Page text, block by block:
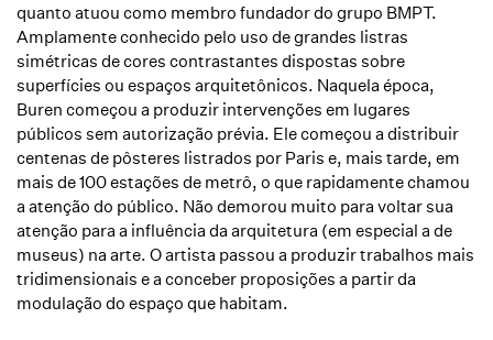
quanto atuou como membro fundador do grupo BMPT.
Amplamente conhecido pelo uso de grandes listras
simétricas de cores contrastantes dispostas sobre
superfícies ou espaços arquitetônicos. Naquela época,
Buren começou a produzir intervenções em lugares
públicos sem autorização prévia. Ele começou a distribuir
centenas de pôsteres listrados por Paris e, mais tarde, em
mais de 100 estações de metrô, o que rapidamente chamou
a atenção do público. Não demorou muito para voltar sua
atenção para a influência da arquitetura (em especial a de
museus) na arte. O artista passou a produzir trabalhos mais
tridimensionais e a conceber proposições a partir da
modulação do espaço que habitam.